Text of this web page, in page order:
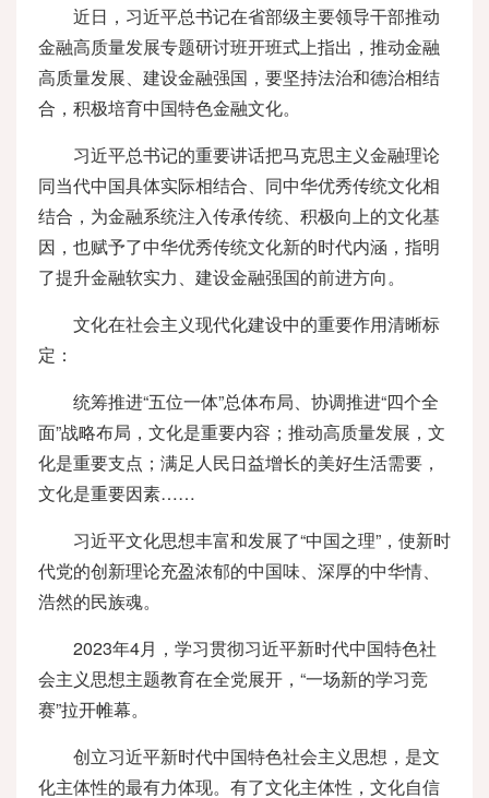
近日，习近平总书记在省部级主要领导干部推动
金融高质量发展专题研讨班开班式上指出，推动金融
高质量发展、建设金融强国，要坚持法治和德治相结
合，积极培育中国特色金融文化。
习近平总书记的重要讲话把马克思主义金融理论
同当代中国具体实际相结合、同中华优秀传统文化相
结合，为金融系统注入传承传统、积极向上的文化基
因，也赋予了中华优秀传统文化新的时代内涵，指明
了提升金融软实力、建设金融强国的前进方向。
文化在社会主义现代化建设中的重要作用清晰标
定：
统筹推进“五位一体”总体布局、协调推进“四个全
面”战略布局，文化是重要内容；推动高质量发展，文
化是重要支点；满足人民日益增长的美好生活需要，
文化是重要因素……
习近平文化思想丰富和发展了“中国之理”，使新时
代党的创新理论充盈浓郁的中国味、深厚的中华情、
浩然的民族魂。
2023年4月，学习贯彻习近平新时代中国特色社
会主义思想主题教育在全党展开，“一场新的学习竞
赛”拉开帷幕。
创立习近平新时代中国特色社会主义思想，是文
化主体性的最有力体现。有了文化主体性，文化自信